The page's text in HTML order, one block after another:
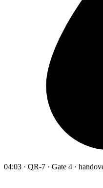
04:03 · QR-7 · Gate 4 ·